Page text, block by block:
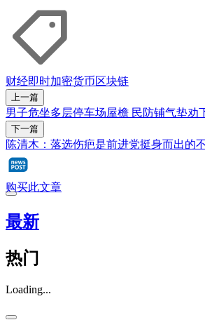
财经即时加密货币区块链
上一篇
男子危坐多层停车场屋檐 民防铺气垫劝
下一篇
陈清木：落选伤疤是前进党挺身而出的
购买此文章
最新
热门
Loading...